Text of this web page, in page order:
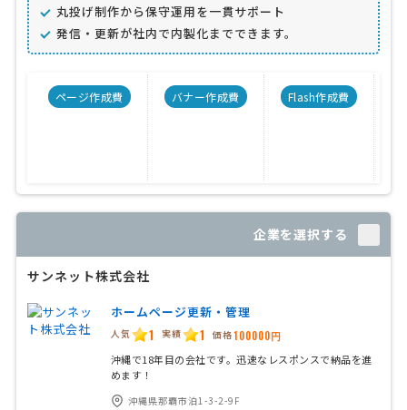
丸投げ制作から保守運用を一貫サポート
発信・更新が社内で内製化までできます。
ページ作成費 バナー作成費 Flash作成費
企業を選択する
サンネット株式会社
ホームページ更新・管理
人気 1 実績 1 価格100000円
沖縄で18年目の会社です。迅速なレスポンスで納品を進
めます！
沖縄県那覇市泊1-3-2-9F